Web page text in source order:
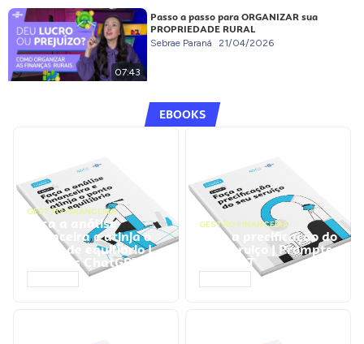
07:43
Passo a passo para ORGANIZAR sua
PROPRIEDADE RURAL
Sebrae Paraná 21/04/2026
EBOOKS
GESTÃO FINANCEIRA
Faça a análise
financeira e atinja o
ponto de equilíbrio |
Prompts ChatGPT
GESTÃO FINANCEIRA
Faça a precificação do
seu serviço | Prompts
ChatGPT